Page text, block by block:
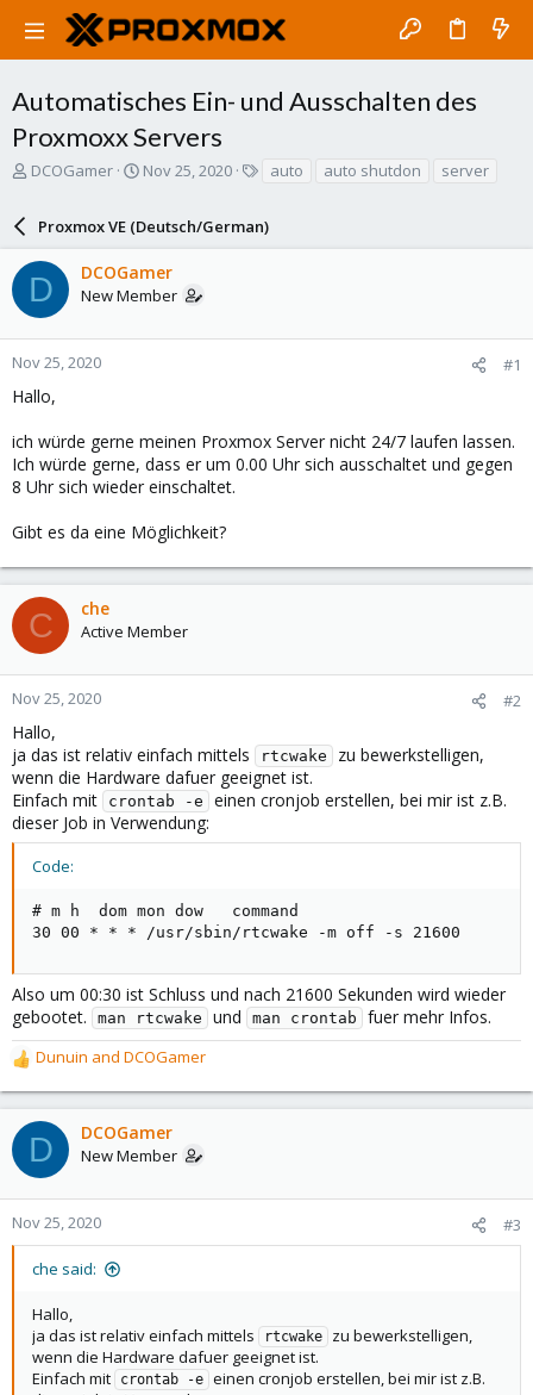
Automatisches Ein- und Ausschalten des
Proxmoxx Servers
T
a
d
s
t
a
r
e
DCOGamer
S
r
t
d
a
e
Nov 25, 2020
s
auto auto shutdon server
Proxmox VE (Deutsch/German)
D DCOGamer
New Member
Nov 25, 2020 #1
Hallo,
ich würde gerne meinen Proxmox Server nicht 24/7 laufen lassen.
Ich würde gerne, dass er um 0.00 Uhr sich ausschaltet und gegen
8 Uhr sich wieder einschaltet.
Gibt es da eine Möglichkeit?
C che
Active Member
Nov 25, 2020 #2
Hallo,
ja das ist relativ einfach mittels
rtcwake
zu bewerkstelligen,
wenn die Hardware dafuer geeignet ist.
Einfach mit
crontab -e
einen cronjob erstellen, bei mir ist z.B.
dieser Job in Verwendung:
Code:
# m h  dom mon dow   command
30 00 * * * /usr/sbin/rtcwake -m off -s 21600
Also um 00:30 ist Schluss und nach 21600 Sekunden wird wieder
gebootet.
man rtcwake und man crontab fuer mehr Infos.
R
e
a
c
t
o
n
Dunuin and DCOGamer
D DCOGamer
New Member
Nov 25, 2020 #3
che said:
Hallo,
ja das ist relativ einfach mittels
rtcwake
zu bewerkstelligen,
wenn die Hardware dafuer geeignet ist.
Einfach mit
crontab -e einen cronjob erstellen, bei mir ist z.B.